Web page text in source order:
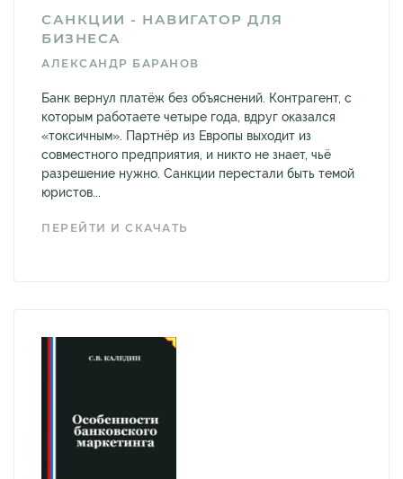
САНКЦИИ - НАВИГАТОР ДЛЯ
БИЗНЕСА
АЛЕКСАНДР БАРАНОВ
Банк вернул платёж без объяснений. Контрагент, с
которым работаете четыре года, вдруг оказался
«токсичным». Партнёр из Европы выходит из
совместного предприятия, и никто не знает, чьё
разрешение нужно. Санкции перестали быть темой
юристов...
ПЕРЕЙТИ И СКАЧАТЬ